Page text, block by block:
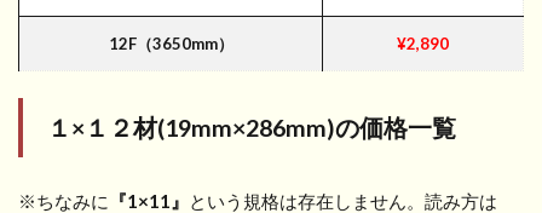
12F（3650mm） ¥2,890
１×１２材(19mm×286mm)の価格一覧
※ちなみに 『1×11』 という規格は存在しません。読み方は